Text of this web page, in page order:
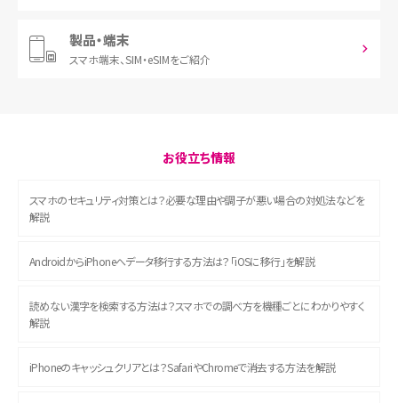
製品・端末
スマホ端末、SIM・eSIMをご紹介
お役立ち情報
スマホのセキュリティ対策とは？必要な理由や調子が悪い場合の対処法などを
解説
AndroidからiPhoneへデータ移行する方法は？「iOSに移行」を解説
読めない漢字を検索する方法は？スマホでの調べ方を機種ごとにわかりやすく
解説
iPhoneのキャッシュクリアとは？SafariやChromeで消去する方法を解説